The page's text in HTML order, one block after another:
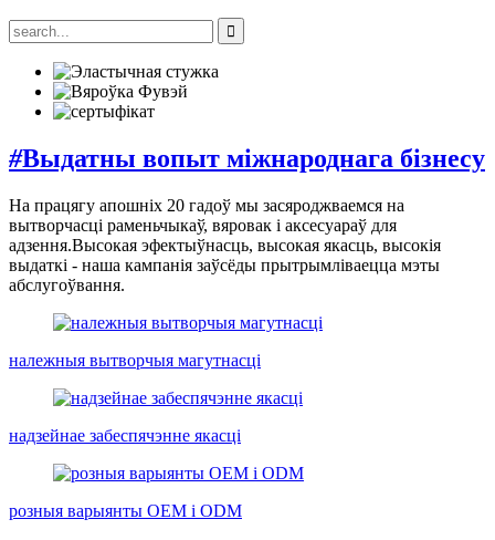
#Выдатны вопыт міжнароднага бізнесу
На працягу апошніх 20 гадоў мы засяроджваемся на
вытворчасці раменьчыкаў, вяровак і аксесуараў для
адзення.Высокая эфектыўнасць, высокая якасць, высокія
выдаткі - наша кампанія заўсёды прытрымліваецца мэты
абслугоўвання.
належныя вытворчыя магутнасці
надзейнае забеспячэнне якасці
розныя варыянты OEM і ODM